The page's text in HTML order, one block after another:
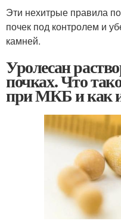
Эти нехитрые правила
почек под контролем и
камней.
Уролесан
почках. Что
при МКБ и как